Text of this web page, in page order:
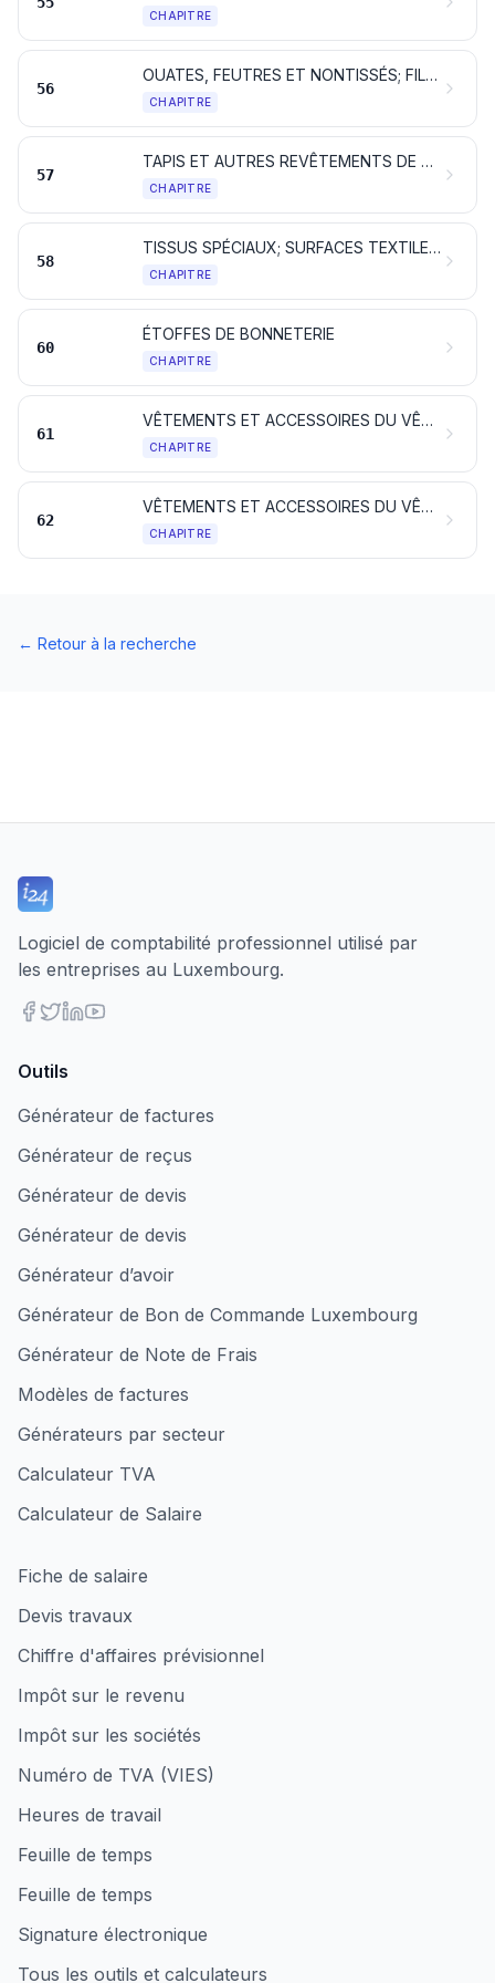
CHAPITRE
56
OUATES, FEUTRES ET NONTISSÉS; FILS SPÉCIAUX; FICELLES, CORDES ET CORDAGES; ARTICLES DE CORDERIE
CHAPITRE
57
TAPIS ET AUTRES REVÊTEMENTS DE SOL EN MATIÈRES TEXTILES
CHAPITRE
58
TISSUS SPÉCIAUX; SURFACES TEXTILES TOUFFETÉES; DENTELLES; TAPISSERIES; PASSEMENTERIES; BRODERIES
CHAPITRE
60
ÉTOFFES DE BONNETERIE
CHAPITRE
61
VÊTEMENTS ET ACCESSOIRES DU VÊTEMENT, EN BONNETERIE
CHAPITRE
62
VÊTEMENTS ET ACCESSOIRES DU VÊTEMENT, AUTRES QU'EN BONNETERIE
CHAPITRE
← Retour à la recherche
Logiciel de comptabilité professionnel utilisé par
les entreprises au Luxembourg.
Outils
Générateur de factures
Générateur de reçus
Générateur de devis
Générateur de devis
Générateur d’avoir
Générateur de Bon de Commande Luxembourg
Générateur de Note de Frais
Modèles de factures
Générateurs par secteur
Calculateur TVA
Calculateur de Salaire
Fiche de salaire
Devis travaux
Chiffre d'affaires prévisionnel
Impôt sur le revenu
Impôt sur les sociétés
Numéro de TVA (VIES)
Heures de travail
Feuille de temps
Feuille de temps
Signature électronique
Tous les outils et calculateurs